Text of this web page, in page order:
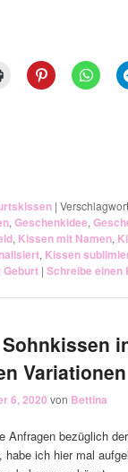
|
,Geschenkidee,
, Kissen mit Namen,
, Kissen
Geburt |Schreibe einen
Variationen
6, 2020 von Bettina
Anfragen bezüglich
habe ich hier mal